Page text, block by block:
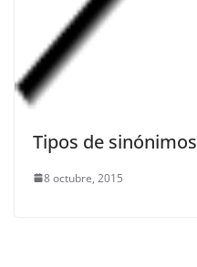
Tipos de sinónimos
8 octubre, 2015